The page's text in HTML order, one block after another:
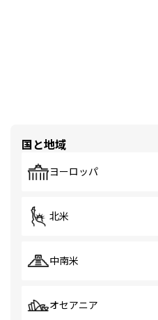
国と地域
ヨーロッパ
北米
中南米
オセアニア